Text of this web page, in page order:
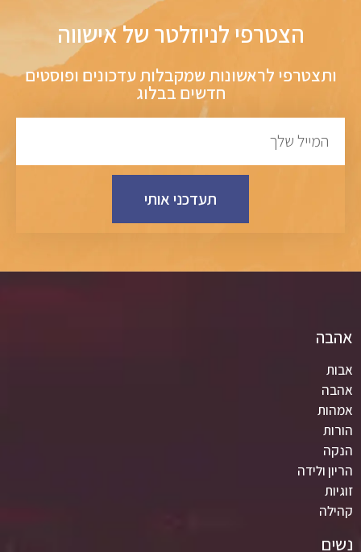
הצטרפי לניוזלטר של אישווה
ותצטרפי לראשונות שמקבלות עדכונים ופוסטים
חדשים בבלוג
תעדכני אותי
אהבה
אבות
אהבה
אמהות
הורות
הנקה
הריון ולידה
זוגיות
קהילה
נשים